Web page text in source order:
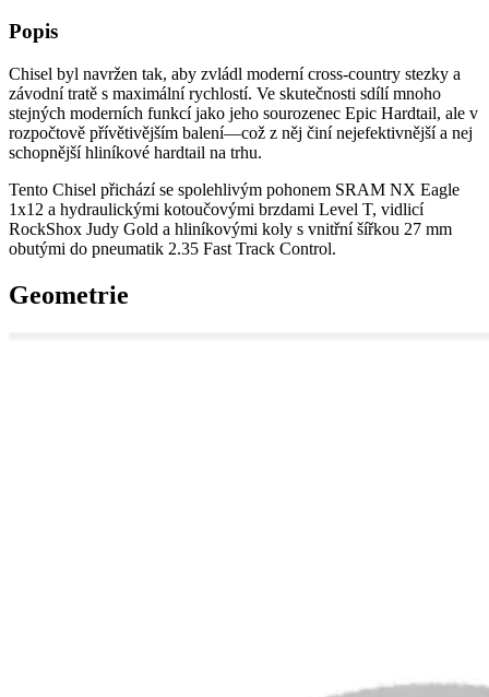
Popis
Chisel byl navržen tak, aby zvládl moderní cross-country stezky a
závodní tratě s maximální rychlostí. Ve skutečnosti sdílí mnoho
stejných moderních funkcí jako jeho sourozenec Epic Hardtail, ale v
rozpočtově přívětivějším balení—což z něj činí nejefektivnější a nej
schopnější hliníkové hardtail na trhu.
Tento Chisel přichází se spolehlivým pohonem SRAM NX Eagle
1x12 a hydraulickými kotoučovými brzdami Level T, vidlicí
RockShox Judy Gold a hliníkovými koly s vnitřní šířkou 27 mm
obutými do pneumatik 2.35 Fast Track Control.
Geometrie